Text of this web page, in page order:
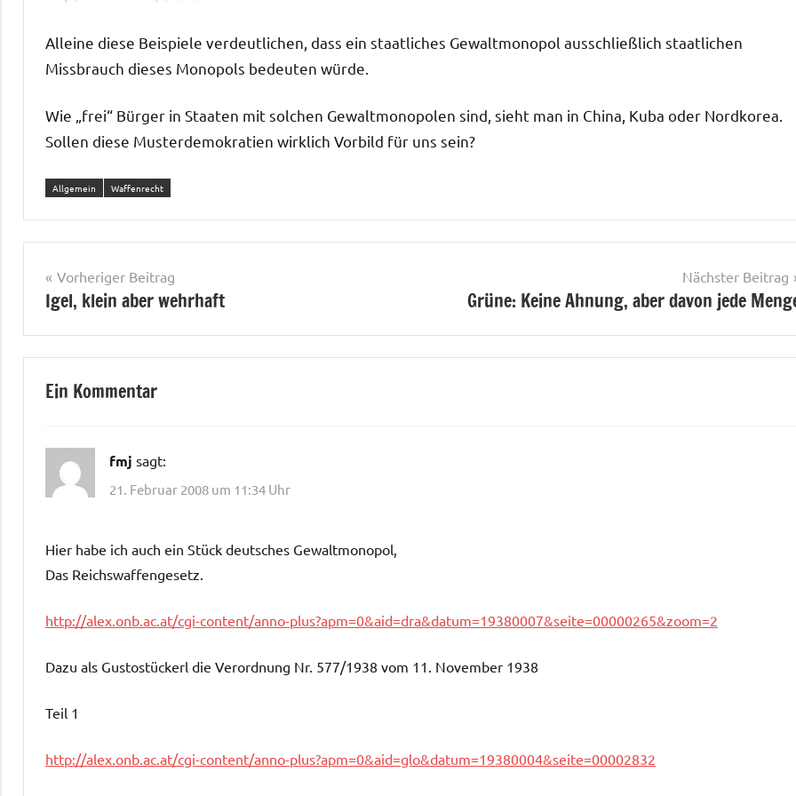
Alleine diese Beispiele verdeutlichen, dass ein staatliches Gewaltmonopol ausschließlich staatlichen
Missbrauch dieses Monopols bedeuten würde.
Wie „frei“ Bürger in Staaten mit solchen Gewaltmonopolen sind, sieht man in China, Kuba oder Nordkorea.
Sollen diese Musterdemokratien wirklich Vorbild für uns sein?
Allgemein Waffenrecht
Beitragsnavigation
Vorheriger Beitrag
Igel, klein aber wehrhaft
Nächster Beitrag
Grüne: Keine Ahnung, aber davon jede
Ein Kommentar
fmj sagt:
21. Februar 2008 um 11:34 Uhr
Hier habe ich auch ein Stück deutsches Gewaltmonopol,
Das Reichswaffengesetz.
http://alex.onb.ac.at/cgi-content/anno-plus?apm=0&aid=dra&datum=19380007&seite=00000265&zoom=2
Dazu als Gustostückerl die Verordnung Nr. 577/1938 vom 11. November 1938
Teil 1
http://alex.onb.ac.at/cgi-content/anno-plus?apm=0&aid=glo&datum=19380004&seite=00002832